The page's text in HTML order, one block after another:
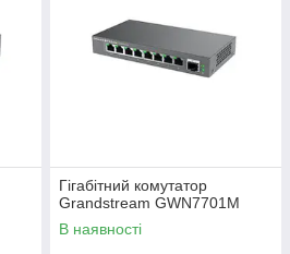
Гігабітний комутатор
Grandstream GWN7701M
В наявності